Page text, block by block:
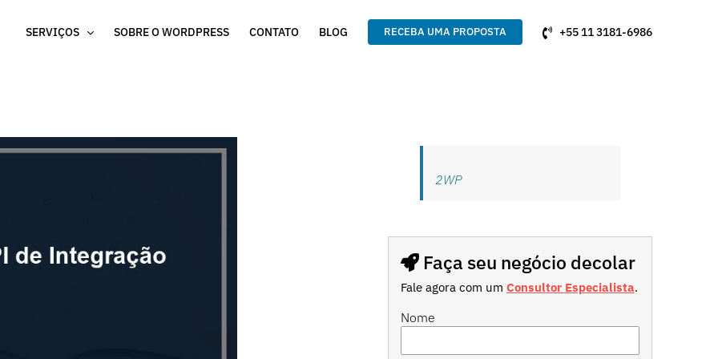
SERVIÇOS SOBRE O WORDPRESS CONTATO BLOG RECEBA UMA PROPOSTA +55 11 3181-6986
2WP
Faça seu negócio decolar
Fale agora com um Consultor Especialista.
Nome